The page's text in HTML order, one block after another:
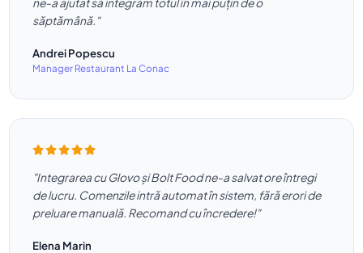
ne-a ajutat să integrăm totul în mai puțin de o
săptămână."
Andrei Popescu
Manager Restaurant La Conac
"Integrarea cu Glovo și Bolt Food ne-a salvat ore întregi
de lucru. Comenzile intră automat în sistem, fără erori de
preluare manuală. Recomand cu încredere!"
Elena Marin